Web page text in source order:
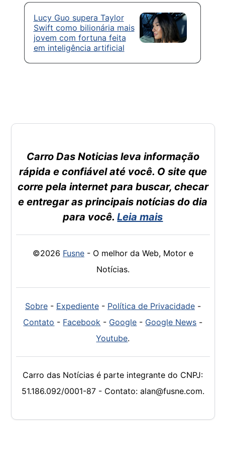
Lucy Guo supera Taylor
Swift como bilionária mais
jovem com fortuna feita
em inteligência artificial
Carro Das Noticias leva informação
rápida e confiável até você. O site que
corre pela internet para buscar, checar
e entregar as principais notícias do dia
para você.Leia mais
©2026 Fusne- O melhor da Web, Motor e
Notícias.
Sobre- Expediente- Política de Privacidade-
Contato - Facebook - Google - Google News -
Youtube.
Carro das Notícias é parte integrante do CNPJ:
51.186.092/0001-87 - Contato: alan@fusne.com.